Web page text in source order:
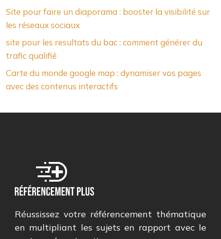
Site pour faire un diaporama : booster la visibilité sur
les réseaux sociaux
site pour les resultats du bac : comment générer du
trafic qualifié
Carte du monde google map : dynamiser vos pages
avec des contenus interactifs
Réussissez votre référencement thématique
en multipliant les sujets en rapport avec le